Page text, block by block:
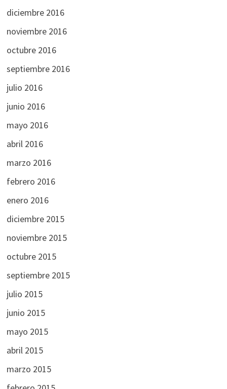
diciembre 2016
noviembre 2016
octubre 2016
septiembre 2016
julio 2016
junio 2016
mayo 2016
abril 2016
marzo 2016
febrero 2016
enero 2016
diciembre 2015
noviembre 2015
octubre 2015
septiembre 2015
julio 2015
junio 2015
mayo 2015
abril 2015
marzo 2015